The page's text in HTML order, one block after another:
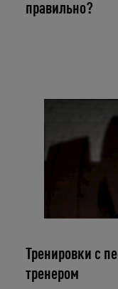
правильно?
Тренировки с
тренером